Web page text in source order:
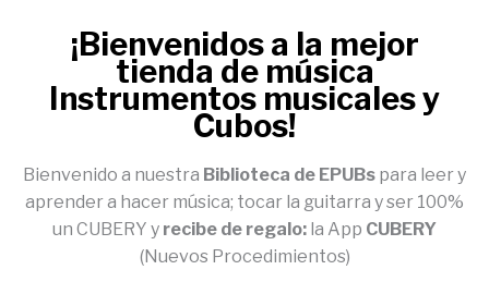
¡Bienvenidos a la mejor
tienda de música
Instrumentos musicales y
Cubos!
Bienvenido a nuestra Biblioteca de EPUBs para leer y
aprender a hacer música; tocar la guitarra y ser 100%
un CUBERY y recibe de regalo: la App CUBERY
(Nuevos Procedimientos)